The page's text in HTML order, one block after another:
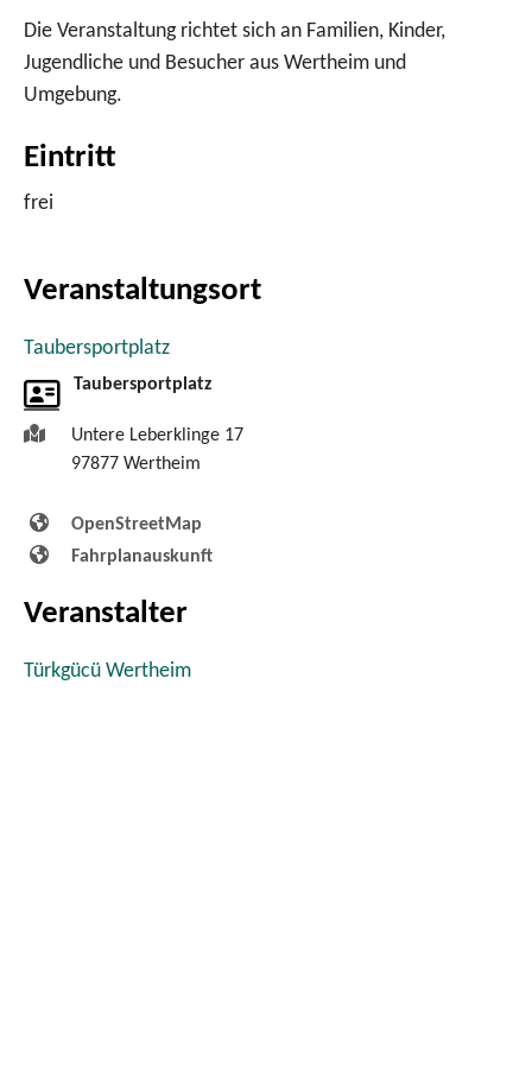
Die Veranstaltung richtet sich an Familien, Kinder,
Jugendliche und Besucher aus Wertheim und
Umgebung.
Eintritt
frei
Veranstaltungsort
Taubersportplatz
Taubersportplatz
Untere Leberklinge 17
97877 Wertheim
OpenStreetMap
Fahrplanauskunft
Veranstalter
Türkgücü Wertheim